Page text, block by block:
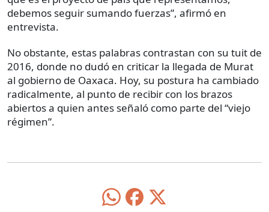
debemos seguir sumando fuerzas”, afirmó en
entrevista.
No obstante, estas palabras contrastan con su tuit de
2016, donde no dudó en criticar la llegada de Murat
al gobierno de Oaxaca. Hoy, su postura ha cambiado
radicalmente, al punto de recibir con los brazos
abiertos a quien antes señaló como parte del “viejo
régimen”.